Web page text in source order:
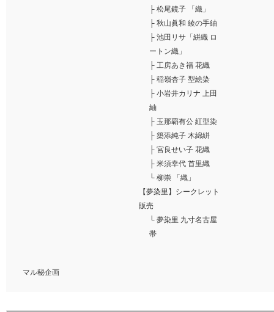
├ 松尾鏡子 「織」
├ 秋山眞和 綾の手紬
├ 池田リサ「絣織 ロ
ートン織」
├ 工房あき福 花織
├ 稲嶺杏子 型絵染
├ 小岩井カリナ 上田
紬
├ 玉那覇有公 紅型染
├ 築添純子 木綿絣
├ 宮良せい子 花織
├ 米須幸代 首里織
└ 柳崇 「織」
【夢染里】シークレット
販売
└ 夢染里 九寸名古屋
帯
マル秘企画